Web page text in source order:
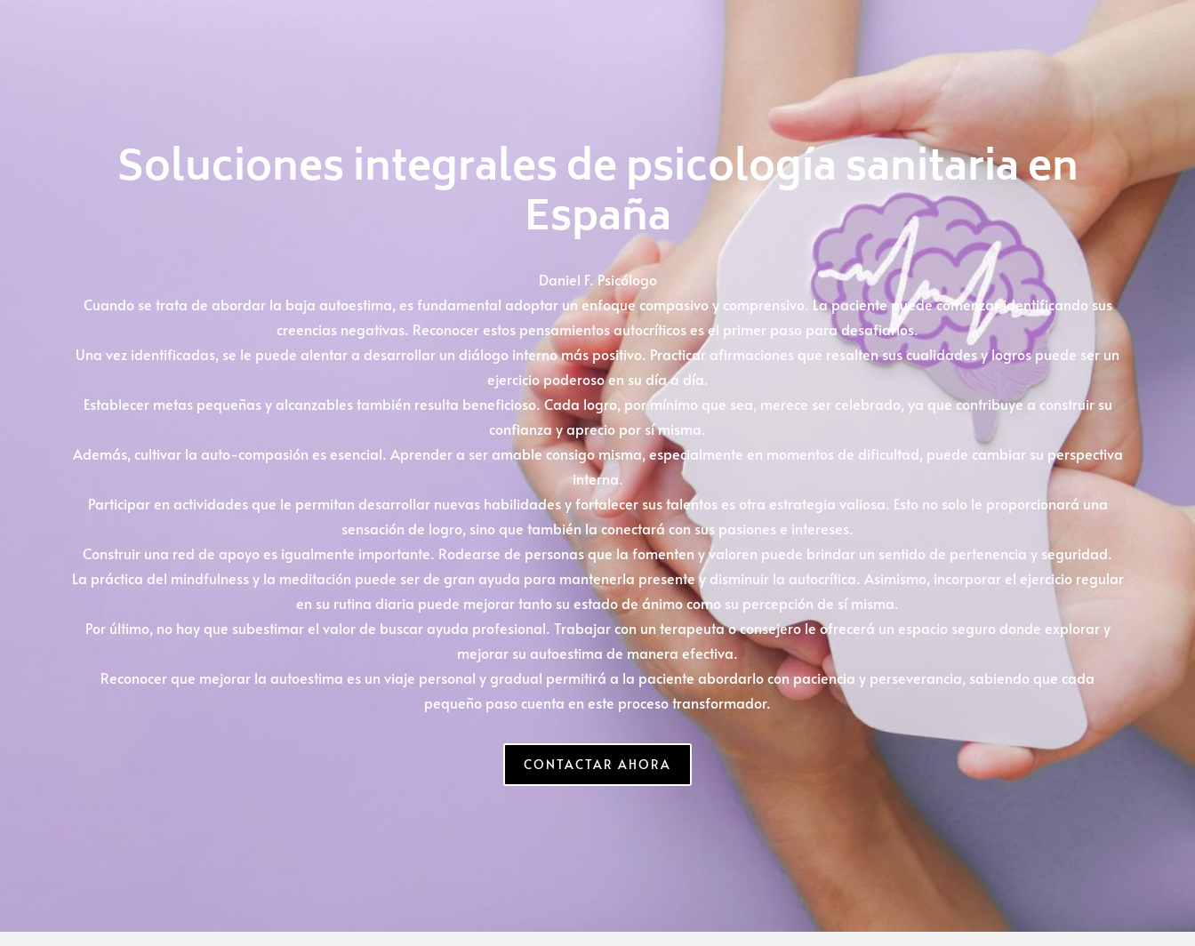
Soluciones integrales de psicología sanitaria en
España
Daniel F. Psicólogo
Cuando se trata de abordar la baja autoestima, es fundamental adoptar un enfoque compasivo y comprensivo. La paciente puede comenzar identificando sus
creencias negativas. Reconocer estos pensamientos autocríticos es el primer paso para desafiarlos.
Una vez identificadas, se le puede alentar a desarrollar un diálogo interno más positivo. Practicar afirmaciones que resalten sus cualidades y logros puede ser un
ejercicio poderoso en su día a día.
Establecer metas pequeñas y alcanzables también resulta beneficioso. Cada logro, por mínimo que sea, merece ser celebrado, ya que contribuye a construir su
confianza y aprecio por sí misma.
Además, cultivar la auto-compasión es esencial. Aprender a ser amable consigo misma, especialmente en momentos de dificultad, puede cambiar su perspectiva
interna.
Participar en actividades que le permitan desarrollar nuevas habilidades y fortalecer sus talentos es otra estrategia valiosa. Esto no solo le proporcionará una
sensación de logro, sino que también la conectará con sus pasiones e intereses.
Construir una red de apoyo es igualmente importante. Rodearse de personas que la fomenten y valoren puede brindar un sentido de pertenencia y seguridad.
La práctica del mindfulness y la meditación puede ser de gran ayuda para mantenerla presente y disminuir la autocrítica. Asimismo, incorporar el ejercicio regular
en su rutina diaria puede mejorar tanto su estado de ánimo como su percepción de sí misma.
Por último, no hay que subestimar el valor de buscar ayuda profesional. Trabajar con un terapeuta o consejero le ofrecerá un espacio seguro donde explorar y
mejorar su autoestima de manera efectiva.
Reconocer que mejorar la autoestima es un viaje personal y gradual permitirá a la paciente abordarlo con paciencia y perseverancia, sabiendo que cada
pequeño paso cuenta en este proceso transformador.
CONTACTAR AHORA